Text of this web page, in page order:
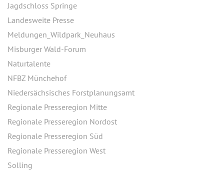
Jagdschloss Springe
Landesweite Presse
Meldungen_Wildpark_Neuhaus
Misburger Wald-Forum
Naturtalente
NFBZ Münchehof
Niedersächsisches Forstplanungsamt
Regionale Presseregion Mitte
Regionale Presseregion Nordost
Regionale Presseregion Süd
Regionale Presseregion West
Solling